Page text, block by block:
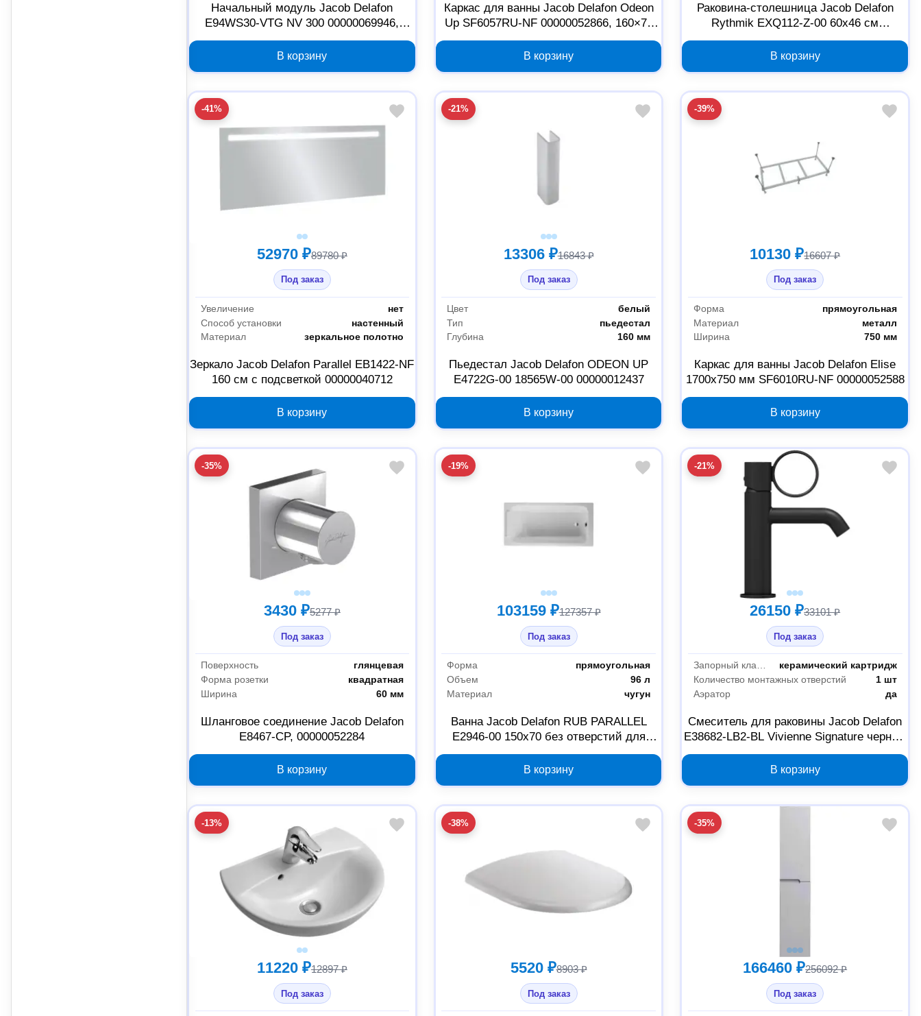
Начальный модуль Jacob Delafon
E94WS30-VTG NV 300 00000069946,
затемненное стекло
В корзину
Каркас для ванны Jacob Delafon Odeon
Up SF6057RU-NF 00000052866, 160×75
см
В корзину
Раковина-столешница Jacob Delafon
Rythmik EXQ112-Z-00 60х46 см
00000036676
В корзину
-41%
52970 ₽89780 ₽
Под заказ
Увеличение
нет
Способ установки
настенный
Материал
зеркальное полотно
Зеркало Jacob Delafon Parallel EB1422-NF
160 см с подсветкой 00000040712
В корзину
-21%
13306 ₽16843 ₽
Под заказ
Цвет
белый
Тип
пьедестал
Глубина
160 мм
Пьедестал Jacob Delafon ODEON UP
E4722G-00 18565W-00 00000012437
В корзину
-39%
10130 ₽16607 ₽
Под заказ
Форма
прямоугольная
Материал
металл
Ширина
750 мм
Каркас для ванны Jacob Delafon Elise
1700х750 мм SF6010RU-NF 00000052588
В корзину
-35%
3430 ₽5277 ₽
Под заказ
Поверхность
глянцевая
Форма розетки
квадратная
Ширина
60 мм
Шланговое соединение Jacob Delafon
E8467-CP, 00000052284
В корзину
-19%
103159 ₽127357 ₽
Под заказ
Форма
прямоугольная
Объем
96 л
Материал
чугун
Ванна Jacob Delafon RUB PARALLEL
E2946-00 150х70 без отверстий для
ручек 00000011816
В корзину
-21%
26150 ₽33101 ₽
Под заказ
Запорный клапан
керамический картридж
Количество монтажных отверстий
1 шт
Аэратор
да
Смеситель для раковины Jacob Delafon
E38682-LB2-BL Vivienne Signature черный
матовый 337720
В корзину
-13%
11220 ₽12897 ₽
Под заказ
-38%
5520 ₽8903 ₽
Под заказ
-35%
166460 ₽256092 ₽
Под заказ